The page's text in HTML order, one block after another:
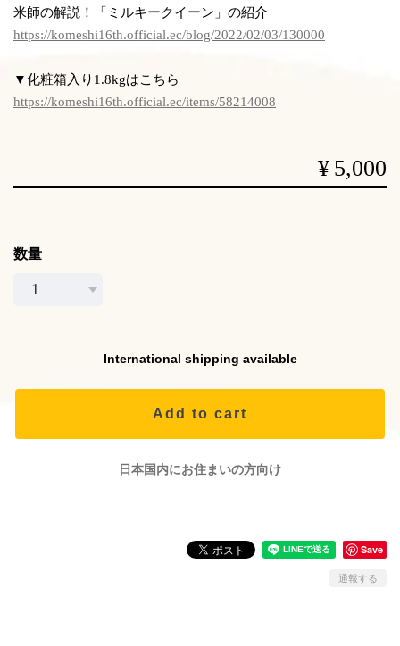
米師の解説！「ミルキークイーン」の紹介
https://komeshi16th.official.ec/blog/2022/02/03/130000
▼化粧箱入り1.8kgはこちら
https://komeshi16th.official.ec/items/58214008
¥5,000
数量
International shipping available
Add to cart
日本国内にお住まいの方向け
Save
通報する